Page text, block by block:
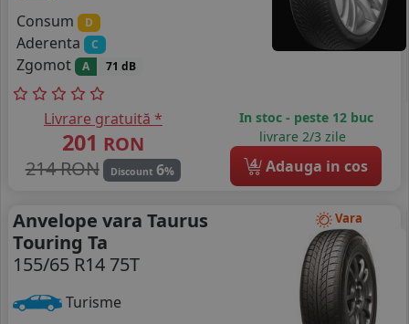
Consum
D
Aderenta C
Zgomot A 71 dB
Livrare gratuită *
201 RON
214 RON
Discount 6%
In stoc - peste 12 buc
livrare 2/3 zile
4 Adauga in cos
Vara
Anvelope vara Taurus
Touring Ta
155/65 R14 75T
Turisme